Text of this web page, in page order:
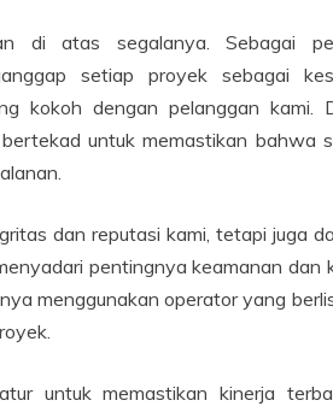
di atas segalanya. Sebagai
setiap proyek sebagai
kokoh dengan pelanggan kami.
untuk memastikan bahwa
dan reputasi kami, tetapi juga
pentingnya keamanan dan
menggunakan operator yang
untuk memastikan kinerja